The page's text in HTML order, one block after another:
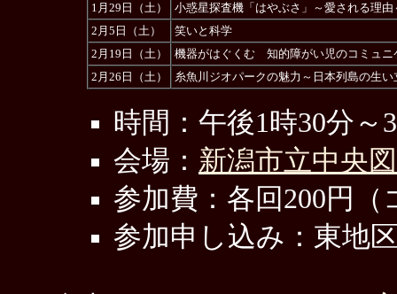
1月29日（土）
小惑星探査機「はやぶさ」～愛される理
2月5日（土）
笑いと科学
2月19日（土）
機器がはぐくむ 知的障がい児のコミュニ
2月26日（土）
糸魚川ジオパークの魅力～日本列島の生い
時間：午後1時30分～
会場： 新潟市立中央
参加費：各回200円（
参加申し込み：東地